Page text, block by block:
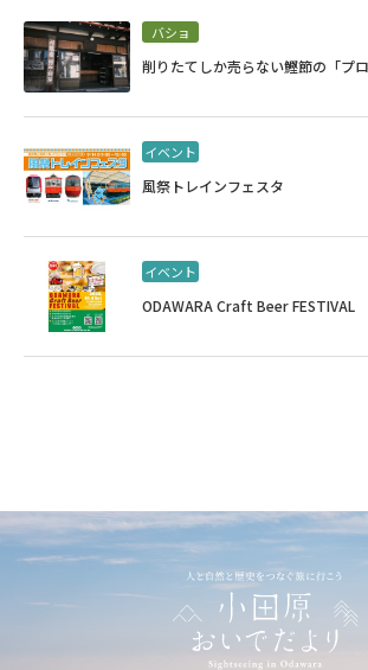
バショ
削りたてしか売らない鰹節の「プロ
イベント
風祭トレインフェスタ
イベント
ODAWARA Craft Beer FESTIVAL